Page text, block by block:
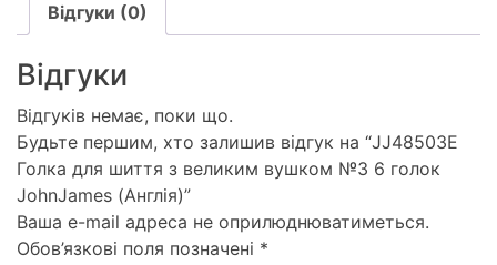
(Англія)
кількість
Відгуки (0)
Відгуки
Відгуків немає, поки що.
Будьте першим, хто залишив відгук на “JJ48503E
Голка для шиття з великим вушком №3 6 голок
JohnJames (Англія)”
Ваша e-mail адреса не оприлюднюватиметься.
Обов’язкові поля позначені *